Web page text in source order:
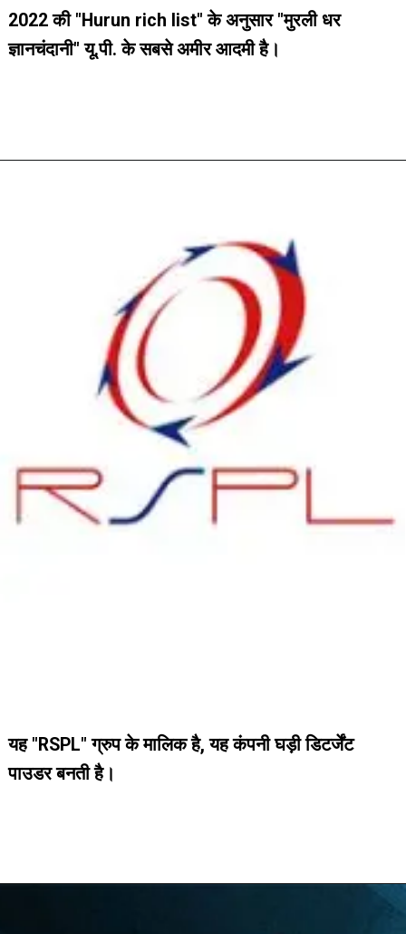
2022 की "Hurun rich list" के अनुसार "मुरली धर
ज्ञानचंदानी" यू.पी. के सबसे अमीर आदमी है।
2022 की "Hurun rich list" के अनुसार "मुरली धर
ज्ञानचंदानी" यू.पी. के सबसे अमीर आदमी है।
यह "RSPL" ग्रुप के मालिक है, यह कंपनी घड़ी डिटर्जेंट
पाउडर बनती है।
यह "RSPL" ग्रुप के मालिक है, यह कंपनी घड़ी डिटर्जेंट
पाउडर बनती है।